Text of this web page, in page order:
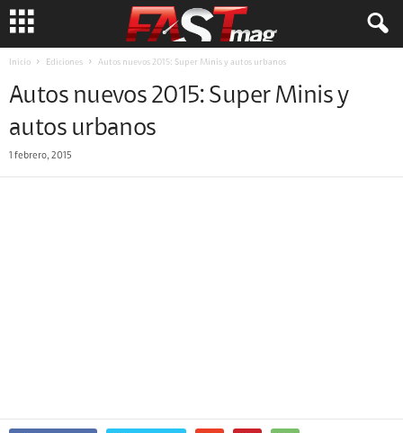
Inicio Ediciones Autos nuevos 2015: Super Minis y autos urbanos
Autos nuevos 2015: Super Minis y
autos urbanos
1 febrero, 2015